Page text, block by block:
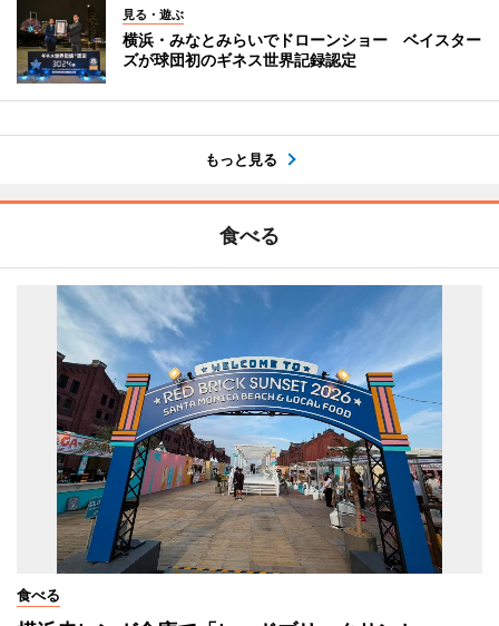
見る・遊ぶ
横浜・みなとみらいでドローンショー ベイスター
ズが球団初のギネス世界記録認定
もっと見る
食べる
食べる